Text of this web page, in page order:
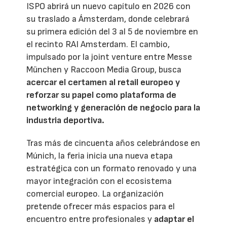
ISPO abrirá un nuevo capítulo en 2026 con
su traslado a Ámsterdam, donde celebrará
su primera edición del 3 al 5 de noviembre en
el recinto RAI Amsterdam. El cambio,
impulsado por la joint venture entre Messe
München y Raccoon Media Group, busca
acercar el certamen al retail europeo y
reforzar su papel como plataforma de
networking y generación de negocio para la
industria deportiva.
Tras más de cincuenta años celebrándose en
Múnich, la feria inicia una nueva etapa
estratégica con un formato renovado y una
mayor integración con el ecosistema
comercial europeo. La organización
pretende ofrecer más espacios para el
encuentro entre profesionales y adaptar el